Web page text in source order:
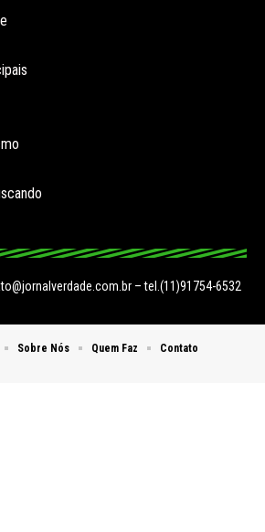
– tel.(11)91754-6532
Sobre Nós Quem Faz Contato